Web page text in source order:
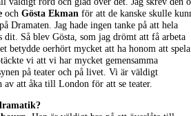
och Gösta Ekman för att de kanske skulle
Dramaten. Jag hade ingen tanke på att hela
Så blev Gösta, som jag drömt att få arbeta
betydde oerhört mycket att ha honom att spela
vi att vi har mycket gemensamma
på teater och på livet. Vi är väldigt
av att åka till London för att se teater.